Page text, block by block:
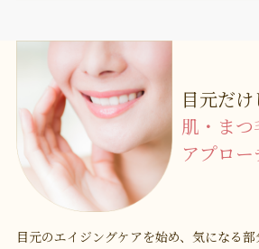
目元だけ
肌・まつ
アプロー
目元のエイジングケアを始め、気になる